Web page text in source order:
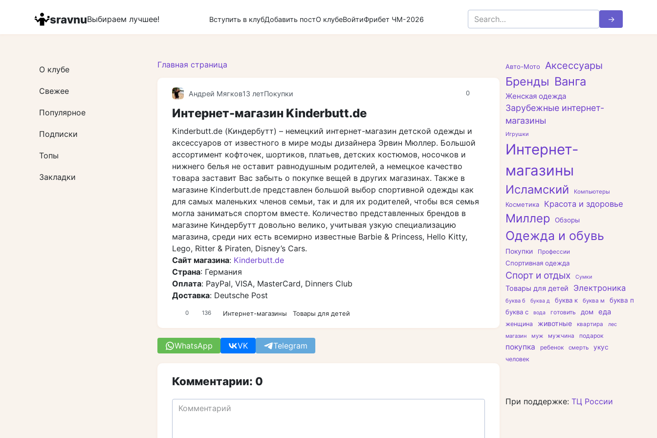
sravnuВыбираем лучшее! Вступить в клубДобавить постО клубеВойтиФрибет ЧМ-2026
Search
for:
Главная страница
0
Андрей Мягков13 летПокупки
Интернет-магазин Kinderbutt.de
Kinderbutt.de (Киндербутт) – немецкий интернет-магазин детской одежды и
аксессуаров от известного в мире моды дизайнера Эрвин Мюллер. Большой
ассортимент кофточек, шортиков, платьев, детских костюмов, носочков и
нижнего белья не оставит равнодушным родителей, а немецкое качество
товара заставит Вас забыть о покупке вещей в других магазинах. Также в
магазине Kinderbutt.de представлен большой выбор спортивной одежды как
для самых маленьких членов семьи, так и для их родителей, чтобы вся семья
могла заниматься спортом вместе. Количество представленных брендов в
магазине Киндербутт довольно велико, учитывая узкую специализацию
магазина, среди них есть всемирно известные Barbie & Princess, Hello Kitty,
Lego, Ritter & Piraten, Disney’s Cars.
Сайт магазина: Kinderbutt.de
Страна: Германия
Оплата: PayPal, VISA, MasterCard, Dinners Club
Доставка: Deutsche Post
0 136 Интернет-магазины Товары для детей
WhatsApp VK Telegram
Комментарии: 0
О клубе
Свежее
Популярное
Подписки
Топы
Закладки
Авто-Мото Аксессуары
Бренды Ванга
Женская одежда
Зарубежные интернет-
магазины
Игрушки
Интернет-
магазины
Исламский Компьютеры
Косметика Красота и здоровье
Миллер Обзоры
Одежда и обувь
Покупки Профессии
Спортивная одежда
Спорт и отдых Сумки
Товары для детей Электроника
буква б буква д буква к буква м
буква п
буква с
вода готовить дом еда
женщина животные квартира лес
магазин муж мужчина подарок
покупка ребенок смерть укус
человек
При поддержке: ТЦ России